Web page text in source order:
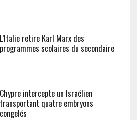
L’Italie retire Karl Marx des
programmes scolaires du secondaire
Chypre intercepte un Israélien
transportant quatre embryons
congelés